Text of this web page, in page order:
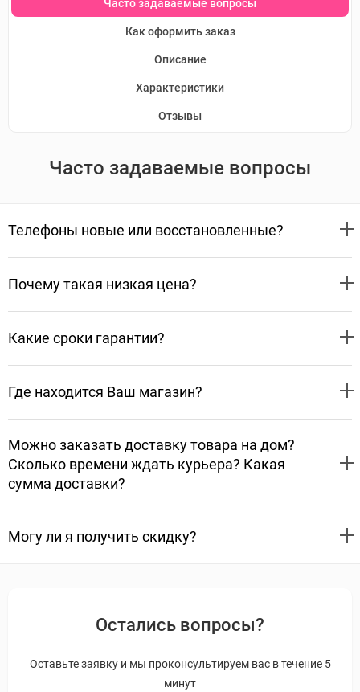
Часто задаваемые вопросы
Как оформить заказ
Описание
Характеристики
Отзывы
Часто задаваемые вопросы
Телефоны новые или восстановленные?
Почему такая низкая цена?
Какие сроки гарантии?
Где находится Ваш магазин?
Можно заказать доставку товара на дом?
Сколько времени ждать курьера? Какая
сумма доставки?
Могу ли я получить скидку?
Остались вопросы?
Оставьте заявку и мы проконсультируем вас в течение 5
минут